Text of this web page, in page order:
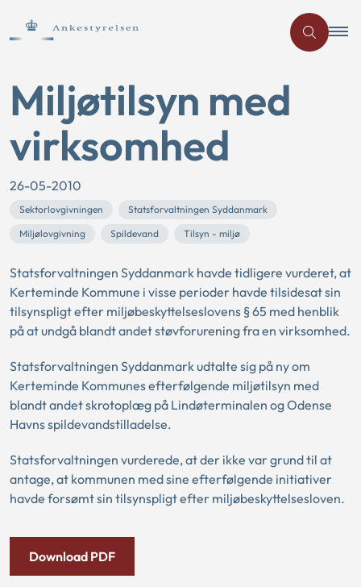
Miljøtilsyn med
virksomhed
26-05-2010
Sektorlovgivningen
Statsforvaltningen Syddanmark
Miljølovgivning
Spildevand Tilsyn - miljø
Statsforvaltningen Syddanmark havde tidligere vurderet, at
Kerteminde Kommune i visse perioder havde tilsidesat sin
tilsynspligt efter miljøbeskyttelseslovens § 65 med henblik
på at undgå blandt andet støvforurening fra en virksomhed.
Statsforvaltningen Syddanmark udtalte sig på ny om
Kerteminde Kommunes efterfølgende miljøtilsyn med
blandt andet skrotoplæg på Lindøterminalen og Odense
Havns spildevandstilladelse.
Statsforvaltningen vurderede, at der ikke var grund til at
antage, at kommunen med sine efterfølgende initiativer
havde forsømt sin tilsynspligt efter miljøbeskyttelsesloven.
Download PDF